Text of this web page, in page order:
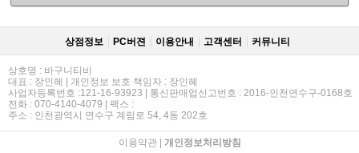
상점정보 PC버젼 이용안내 고객센터 커뮤니티
상호명 : 바구니티비
대표 : 장인혜 | 개인정보 보호 책임자 : 장인혜
사업자등록번호 :121-16-93923 | 통신판매업신고번호 : 2016-인천연수구-0168호
전화 : 070-4140-4079 | 팩스 :
주소 : 인천광역시 연수구 계림로 54, 4동 202호
이용약관| 개인정보처리방침